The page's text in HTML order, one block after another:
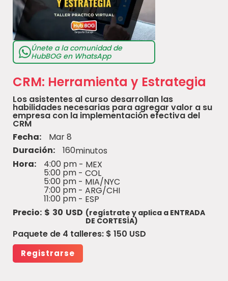
Únete a la comunidad de
HubBOG en WhatsApp
CRM: Herramienta y Estrategia
Los asistentes al curso desarrollan las
habilidades necesarias para agregar valor a su
empresa con la implementación efectiva del
CRM
Fecha:
Mar 8
Duración:
160minutos
Hora:
4:00 pm - MEX
5:00 pm - COL
5:00 pm - MIA/NYC
7:00 pm - ARG/CHI
11:00 pm - ESP
Precio: $ 30 USD (regístrate y aplica a ENTRADA
DE CORTESÍA)
Paquete de 4 talleres: $ 150 USD
Registrarse